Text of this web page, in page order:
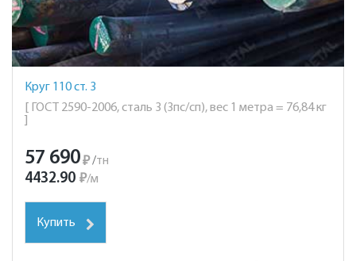
Круг 110 ст. 3
[ ГОСТ 2590-2006, сталь 3 (3пс/сп), вес 1 метра = 76,84 кг
57 690₽ /тн
4432.90 ₽/м
Купить